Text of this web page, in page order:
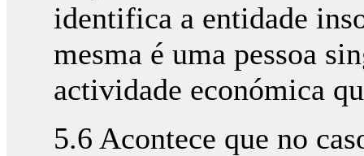
identifica a entidade
mesma é uma pessoa
actividade económica
5.6 Acontece que no